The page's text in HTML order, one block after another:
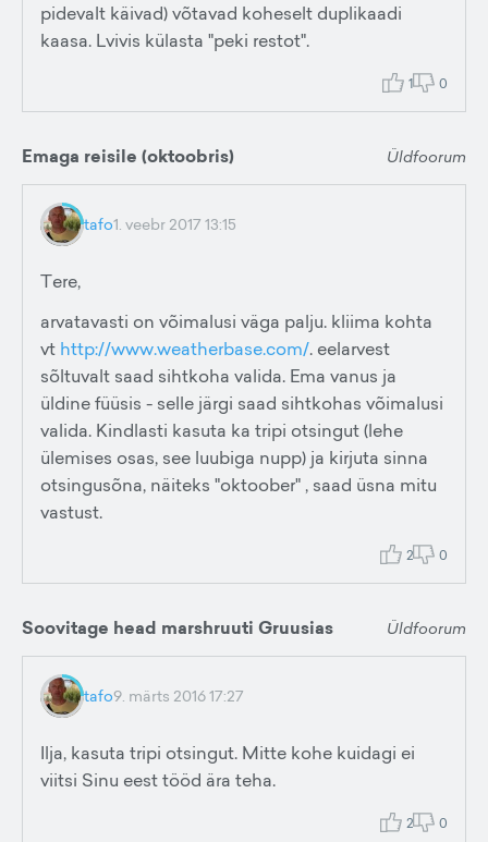
pidevalt käivad) võtavad koheselt duplikaadi
kaasa. Lvivis külasta "peki restot".
1 0
Emaga reisile (oktoobris) Üldfoorum
tafo1. veebr 2017 13:15
Tere,
arvatavasti on võimalusi väga palju. kliima kohta
vt http://www.weatherbase.com/. eelarvest
sõltuvalt saad sihtkoha valida. Ema vanus ja
üldine füüsis - selle järgi saad sihtkohas võimalusi
valida. Kindlasti kasuta ka tripi otsingut (lehe
ülemises osas, see luubiga nupp) ja kirjuta sinna
otsingusõna, näiteks "oktoober" , saad üsna mitu
vastust.
2 0
Soovitage head marshruuti Gruusias Üldfoorum
tafo9. märts 2016 17:27
Ilja, kasuta tripi otsingut. Mitte kohe kuidagi ei
viitsi Sinu eest tööd ära teha.
2 0